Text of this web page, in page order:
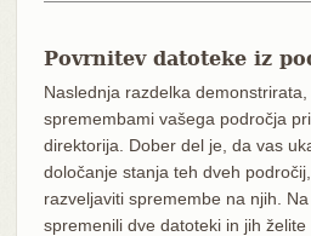
Povrnitev datoteke iz
Naslednja razdelka
spremembami vašega področja
direktorija. Dober del je, da vas
določanje stanja teh dveh
razveljaviti spremembe na njih.
spremenili dve datoteki in jih